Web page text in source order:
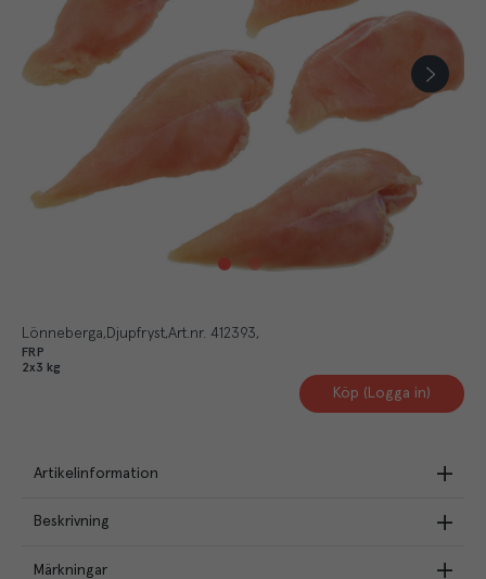
Lönneberga Djupfryst Art.nr. 412393
FRP
2x3 kg
Köp (Logga in)
Artikelinformation
Beskrivning
Märkningar